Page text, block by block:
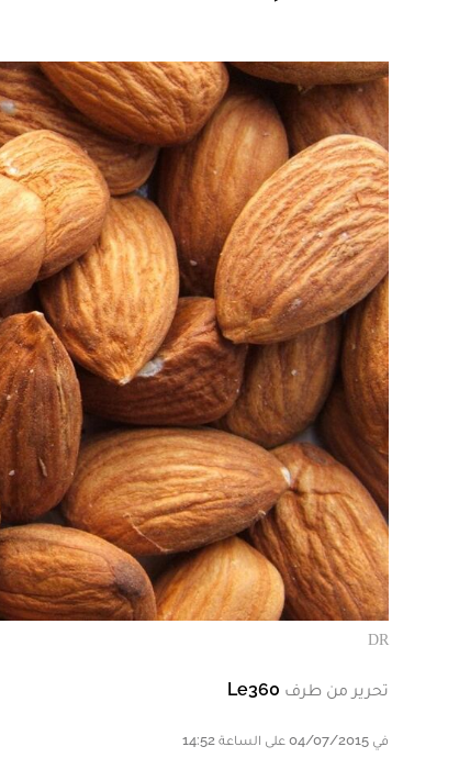
DR
تحرير من طرف Le360
في 04/07/2015 على الساعة 14:52